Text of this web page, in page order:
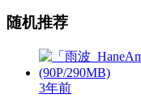
随机推荐
3年前